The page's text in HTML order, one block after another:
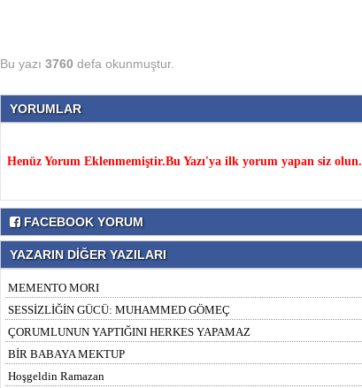
Bu yazı 3760 defa okunmuştur.
YORUMLAR
Henüz Yorum Eklenmemiştir.Bu Yazı'ya ilk yorum yapan siz olun.
FACEBOOK YORUM
YAZARIN DİĞER YAZILARI
MEMENTO MORI
SESSİZLİĞİN GÜCÜ: MUHAMMED GÖMEÇ
ÇORUMLUNUN YAPTIĞINI HERKES YAPAMAZ
BİR BABAYA MEKTUP
Hoşgeldin Ramazan